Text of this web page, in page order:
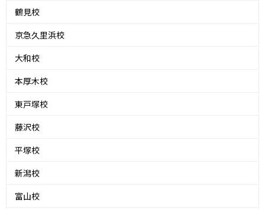
鶴見校
京急久里浜校
大和校
本厚木校
東戸塚校
藤沢校
平塚校
新潟校
富山校